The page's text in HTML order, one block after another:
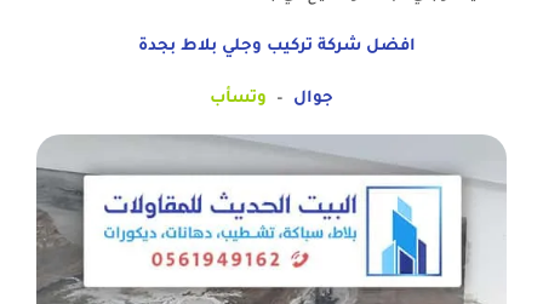
افضل شركة تركيب وجلي بلاط بجدة
جوال – وتسأب